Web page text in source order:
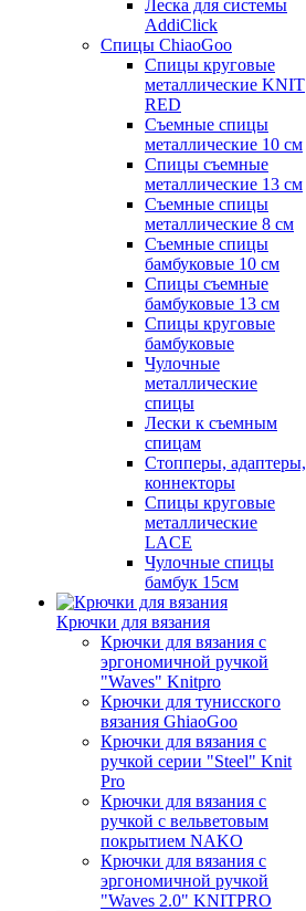
Леска для системы
AddiClick
Спицы ChiaoGoo
Спицы круговые
металлические KNIT
RED
Съемные спицы
металлические 10 см
Спицы съемные
металлические 13 см
Съемные спицы
металлические 8 см
Съемные спицы
бамбуковые 10 см
Спицы съемные
бамбуковые 13 см
Спицы круговые
бамбуковые
Чулочные
металлические
спицы
Лески к съемным
спицам
Стопперы, адаптеры,
коннекторы
Спицы круговые
металлические
LACE
Чулочные спицы
бамбук 15см
Крючки для вязания
Крючки для вязания с
эргономичной ручкой
"Waves" Knitpro
Крючки для тунисского
вязания GhiaoGoo
Крючки для вязания с
ручкой серии "Steel" Knit
Pro
Крючки для вязания с
ручкой с вельветовым
покрытием NAKO
Крючки для вязания с
эргономичной ручкой
"Waves 2.0" KNITPRO